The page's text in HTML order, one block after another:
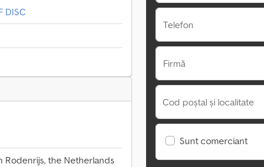
DISC
Rodenrijs, the Netherlands
Telefon
Firmă
Cod poștal și localitate
Sunt comerciant